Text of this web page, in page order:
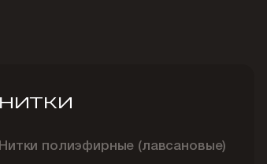
НИТКИ
Нитки полиэфирные (лавсановые)